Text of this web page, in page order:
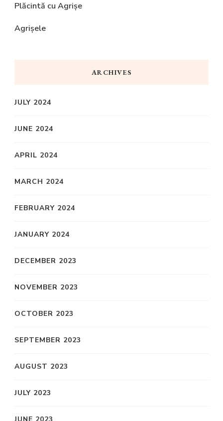
Plăcintă cu Agrișe
Agrișele
ARCHIVES
JULY 2024
JUNE 2024
APRIL 2024
MARCH 2024
FEBRUARY 2024
JANUARY 2024
DECEMBER 2023
NOVEMBER 2023
OCTOBER 2023
SEPTEMBER 2023
AUGUST 2023
JULY 2023